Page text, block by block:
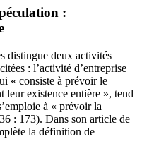
:
distingue deux activités
: l’activité d’entreprise
« consiste à prévoir le
leur existence entière », tend
à « prévoir la
: 173). Dans son article de
la définition de